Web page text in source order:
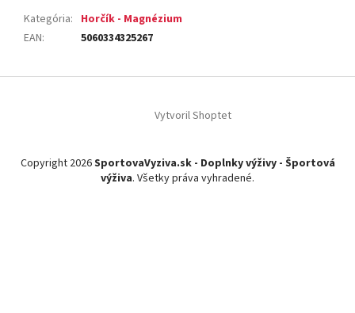
Kategória: Horčík - Magnézium
EAN: 5060334325267
Vytvoril Shoptet
Copyright 2026SportovaVyziva.sk - Doplnky výživy - Športová
výživa. Všetky práva vyhradené.